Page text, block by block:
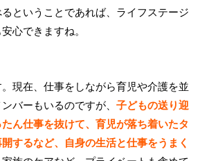
ということであれば、ライフステージ
心できますね。
現在、仕事をしながら育児や介護を並
バーもいるのですが、子どもの送り迎
ん仕事を抜けて、育児が落ち着いたタ
するなど、自身の生活と仕事をうまく